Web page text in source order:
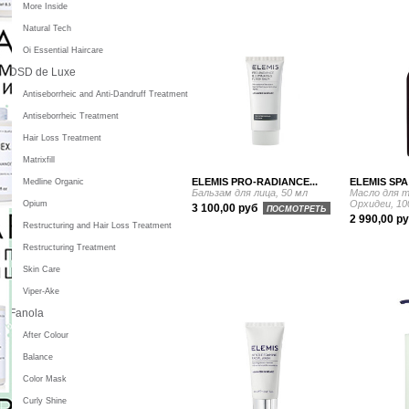
ELEMIS PRO-RADIANCE...
Бальзам для лица, 50 мл
3 100,00 руб ПОСМОТРЕТЬ
ELEMIS
Масло для
Орхидеи,
2 990,00
More Inside
Natural Tech
Oi Essential Haircare
DSD de Luxe
Antiseborrheic and Anti-Dandruff Treatment
Antiseborrheic Treatment
Hair Loss Treatment
Matrixfill
Medline Organic
Opium
Restructuring and Hair Loss Treatment
Restructuring Treatment
Skin Care
Viper-Ake
Fanola
After Colour
Balance
Color Mask
Curly Shine